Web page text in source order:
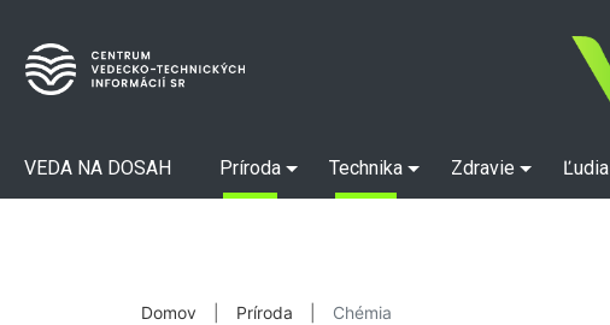
VEDA NA DOSAH Príroda Technika Zdravie Ľudia
Domov Príroda Chémia